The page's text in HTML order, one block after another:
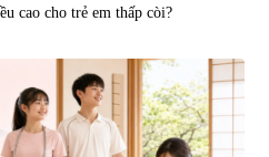
cao cho trẻ em thấp còi?